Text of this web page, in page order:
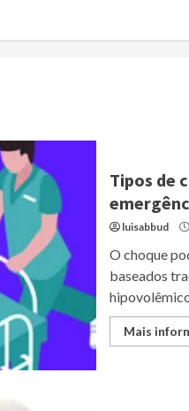
Tipos de
luisabbud
O choque
baseados
Mais